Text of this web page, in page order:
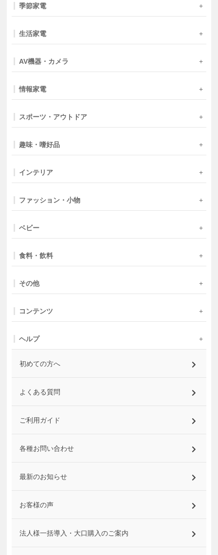
季節家電
生活家電
AV機器・カメラ
情報家電
スポーツ・アウトドア
趣味・嗜好品
インテリア
ファッション・小物
ベビー
食料・飲料
その他
コンテンツ
ヘルプ
初めての方へ
よくある質問
ご利用ガイド
各種お問い合わせ
最新のお知らせ
お客様の声
法人様一括導入・大口購入のご案内